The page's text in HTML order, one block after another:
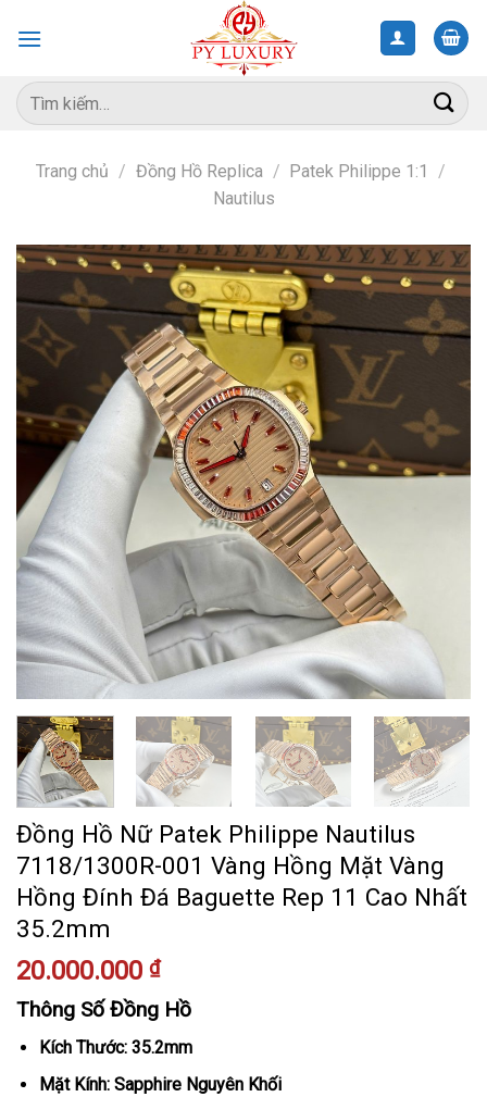
Tìm
kiếm:
Trang chủ / Đồng Hồ Replica / Patek Philippe 1:1
/
Nautilus
Đồng Hồ Nữ Patek Philippe Nautilus
7118/1300R-001 Vàng Hồng Mặt Vàng
Hồng Đính Đá Baguette Rep 11 Cao Nhất
35.2mm
20.000.000 ₫
Thông Số Đồng Hồ
Kích Thước: 35.2mm
Mặt Kính: Sapphire Nguyên Khối